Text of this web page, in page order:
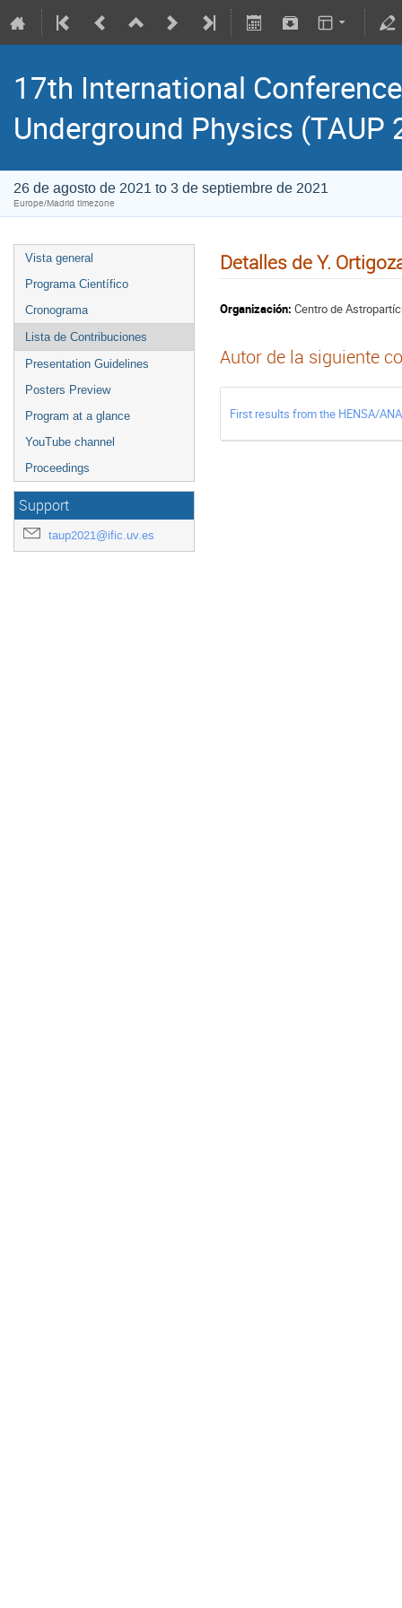
17th International
Underground Physics (TAUP
26 de agosto de 2021 to 3 de septiembre de 2021
Europe/Madrid timezone
Vista general
Programa Científico
Cronograma
Lista de Contribuciones
Presentation Guidelines
Posters Preview
Program at a glance
YouTube channel
Proceedings
Support
taup2021@ific.uv.es
Detalles de Y.
Organización: Centro de
Autor de la siguiente
First results from the HENSA/